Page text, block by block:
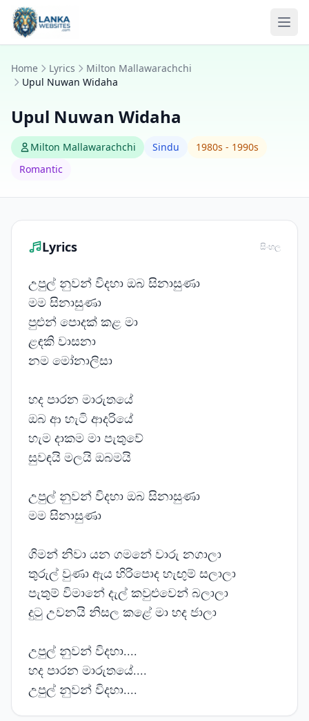
Skip to content
Home Lyrics
Milton Mallawarachchi
Upul Nuwan Widaha
Upul Nuwan Widaha
Milton Mallawarachchi Sindu
1980s - 1990s
Romantic
Lyrics සිංහල
උපුල් නුවන් විදහා ඔබ සිනාසුණා
මම සිනාසුණා
පුළුන් පොදක් කළ මා
ළඳකි වාසනා
නම මෝනාලිසා
හද පාරන මාරුතයේ
ඔබ ආ හැටි ආදරියේ
හැම දාකම මා පැතුවේ
සුවඳයි මලයි ඔබමයි
උපුල් නුවන් විදහා ඔබ සිනාසුණා
මම සිනාසුණා
ගිමන් නිවා යන ගමනේ වාරු නගාලා
තුරුල් වුණා ඇය හිරිපොද හැඟුම් සලාලා
පැතුම් විමානේ දැල් කවුළුවෙන් බලාලා
දුටු උවනයි නිසල කළේ මා හද ජාලා
උපුල් නුවන් විදහා....
හද පාරන මාරුතයේ....
උපුල් නුවන් විදහා....